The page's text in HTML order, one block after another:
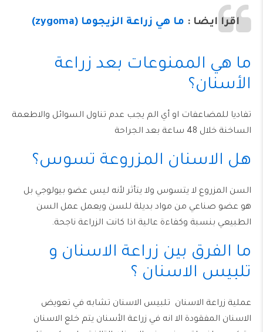
اقرا ايضا : ما هي زراعة الزيجوما (zygoma)
ما هي الممنوعات بعد زراعة
الأسنان؟
تفاديا للمضاعفات او أي الم يجب عدم تناول السوائل والاطعمة
الساخنة خلال 48 ساعة بعد الجراحة
هل الاسنان المزروعة تسوس؟
السن المزروع لا يتسوس ولا يتأثر لأنه ليس عضو بيولوجي بل
هو عضو صناعي من مواد بديلة للسن ويعمل عمل السن
الطبيعي بنسبة وكفاءة عالية اذا كانت الزراعة ناجحة.
ما الفرق بين زراعة الاسنان و
تلبيس الاسنان ؟
عملية زراعة الاسنان تلبيس الاسنان تشابه في تعويض
الاسنان المفقودة الا انه في زراعة الأسنان يتم خلع الاسنان